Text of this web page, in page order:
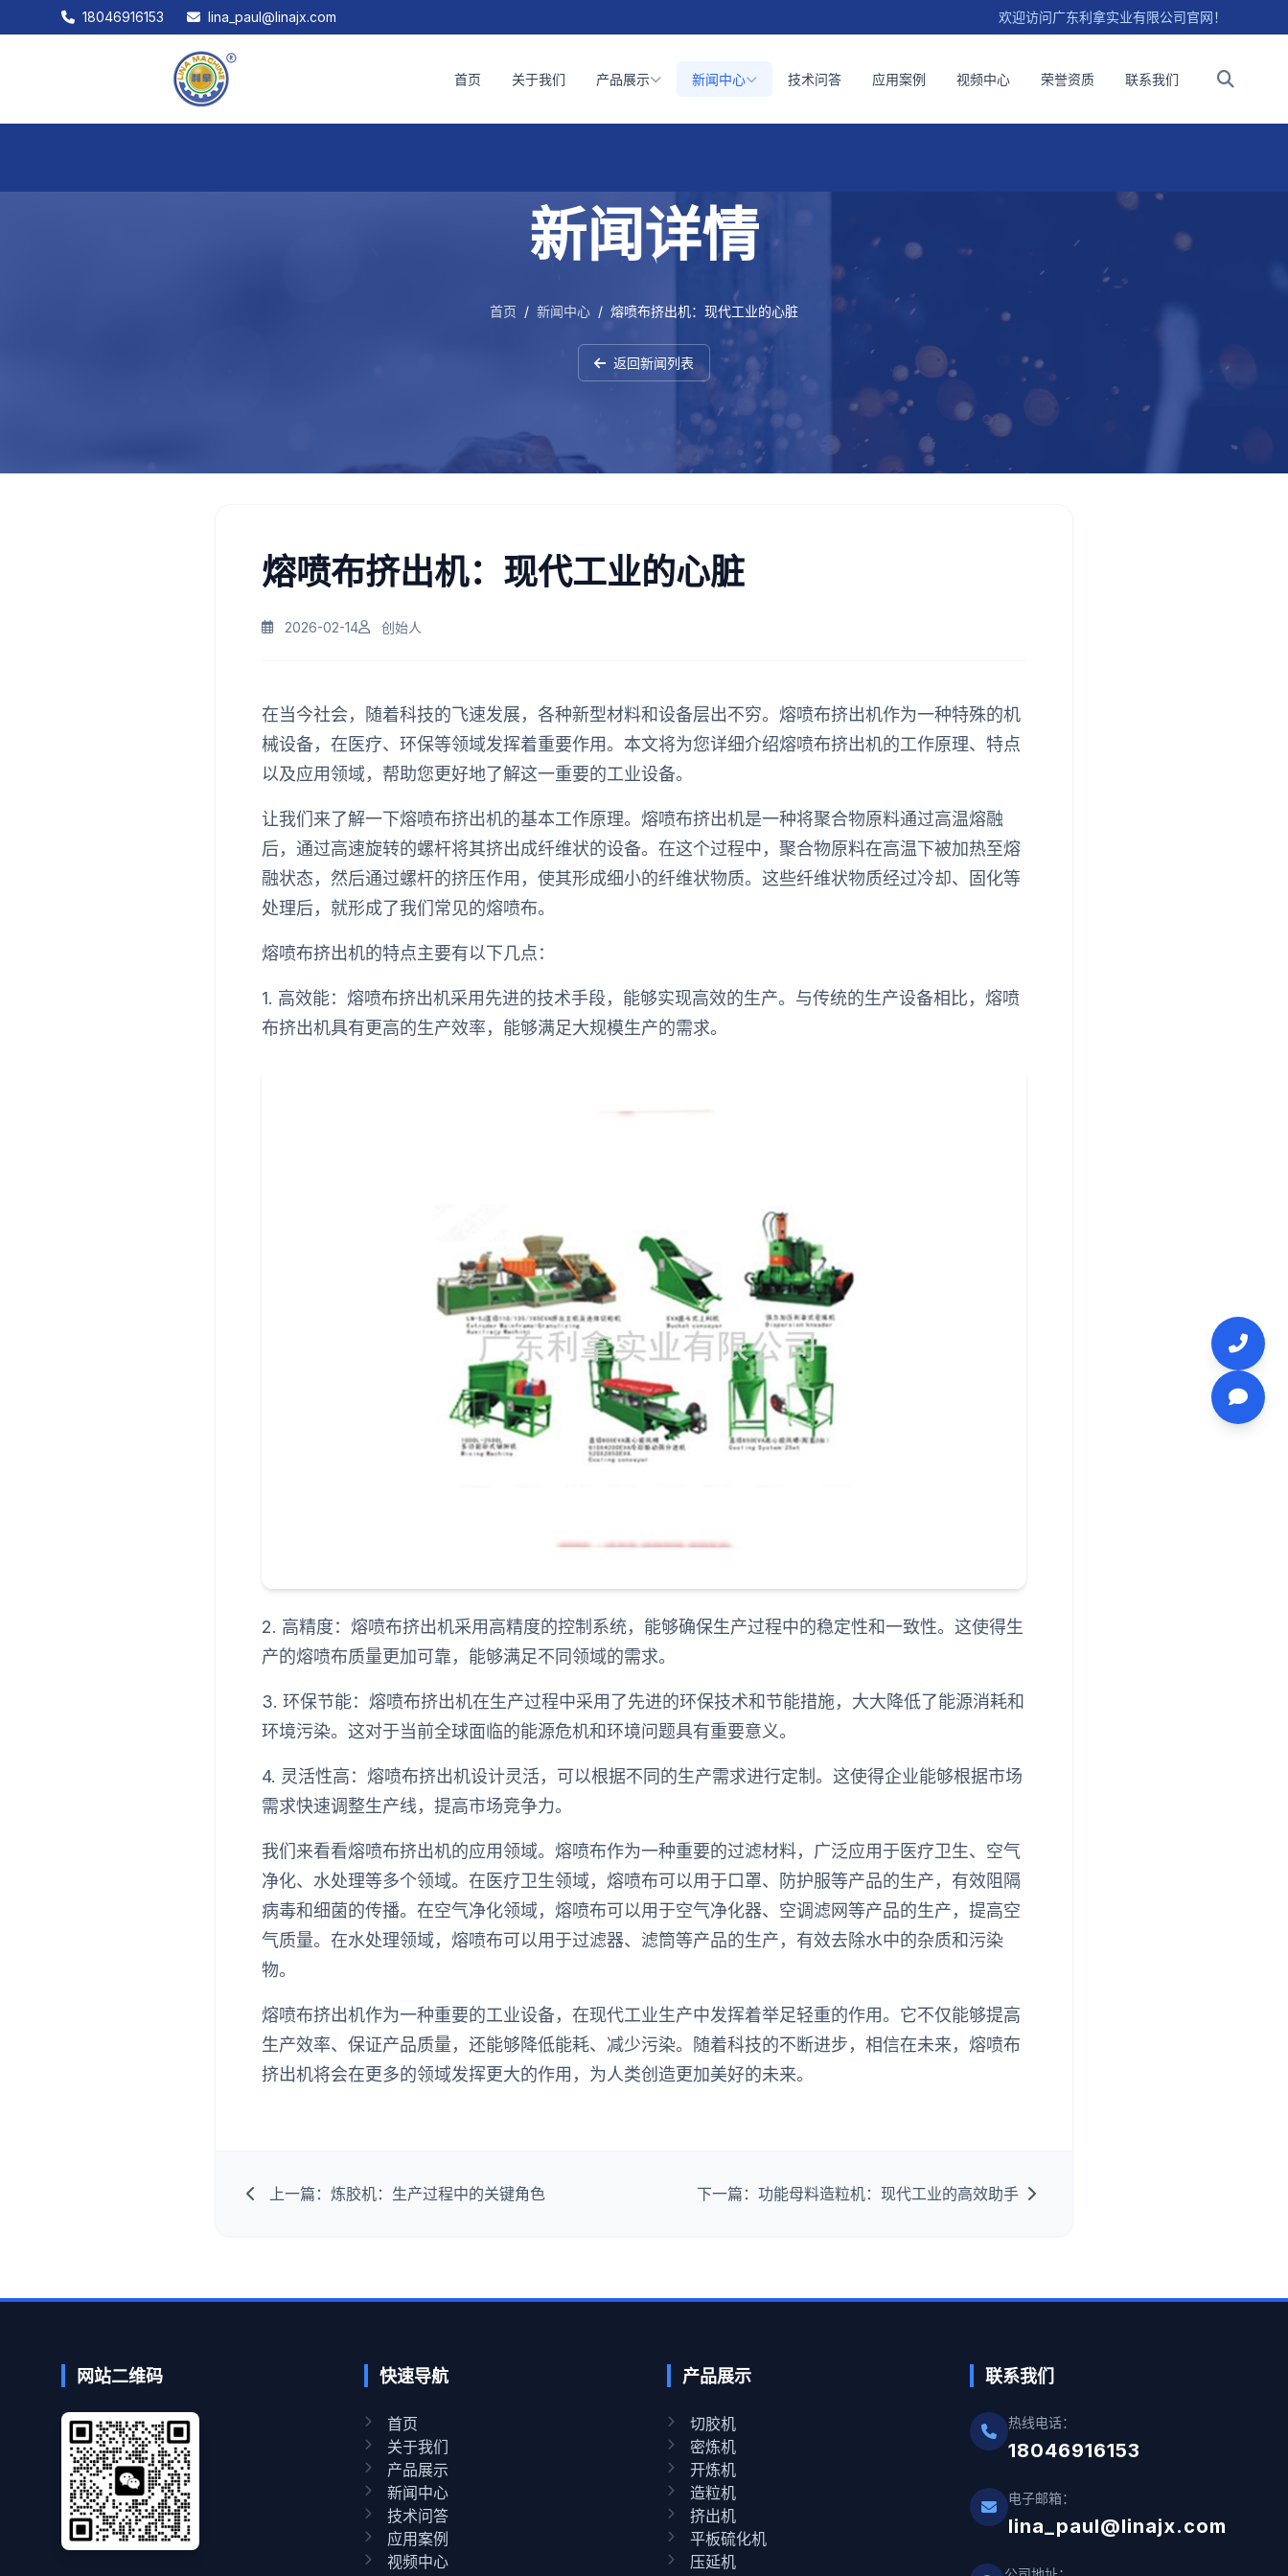
18046916153 lina_paul@linajx.com 欢迎访问广东利拿实业有限公司官网！
首页 关于我们 产品展示 新闻中心 技术问答 应用案例 视频中心 荣誉资质 联系我们
新闻详情
首页 / 新闻中心 / 熔喷布挤出机：现代工业的心脏
返回新闻列表
熔喷布挤出机：现代工业的心脏
2026-02-14 创始人
在当今社会，随着科技的飞速发展，各种新型材料和设备层出不穷。熔喷布挤出机作为一种特殊的机
械设备，在医疗、环保等领域发挥着重要作用。本文将为您详细介绍熔喷布挤出机的工作原理、特点
以及应用领域，帮助您更好地了解这一重要的工业设备。
让我们来了解一下熔喷布挤出机的基本工作原理。熔喷布挤出机是一种将聚合物原料通过高温熔融
后，通过高速旋转的螺杆将其挤出成纤维状的设备。在这个过程中，聚合物原料在高温下被加热至熔
融状态，然后通过螺杆的挤压作用，使其形成细小的纤维状物质。这些纤维状物质经过冷却、固化等
处理后，就形成了我们常见的熔喷布。
熔喷布挤出机的特点主要有以下几点：
1. 高效能：熔喷布挤出机采用先进的技术手段，能够实现高效的生产。与传统的生产设备相比，熔喷
布挤出机具有更高的生产效率，能够满足大规模生产的需求。
2. 高精度：熔喷布挤出机采用高精度的控制系统，能够确保生产过程中的稳定性和一致性。这使得生
产的熔喷布质量更加可靠，能够满足不同领域的需求。
3. 环保节能：熔喷布挤出机在生产过程中采用了先进的环保技术和节能措施，大大降低了能源消耗和
环境污染。这对于当前全球面临的能源危机和环境问题具有重要意义。
4. 灵活性高：熔喷布挤出机设计灵活，可以根据不同的生产需求进行定制。这使得企业能够根据市场
需求快速调整生产线，提高市场竞争力。
我们来看看熔喷布挤出机的应用领域。熔喷布作为一种重要的过滤材料，广泛应用于医疗卫生、空气
净化、水处理等多个领域。在医疗卫生领域，熔喷布可以用于口罩、防护服等产品的生产，有效阻隔
病毒和细菌的传播。在空气净化领域，熔喷布可以用于空气净化器、空调滤网等产品的生产，提高空
气质量。在水处理领域，熔喷布可以用于过滤器、滤筒等产品的生产，有效去除水中的杂质和污染
物。
熔喷布挤出机作为一种重要的工业设备，在现代工业生产中发挥着举足轻重的作用。它不仅能够提高
生产效率、保证产品质量，还能够降低能耗、减少污染。随着科技的不断进步，相信在未来，熔喷布
挤出机将会在更多的领域发挥更大的作用，为人类创造更加美好的未来。
上一篇：炼胶机：生产过程中的关键角色 下一篇：功能母料造粒机：现代工业的高效助手
网站二维码 快速导航
首页
关于我们
产品展示
新闻中心
技术问答
应用案例
视频中心
产品展示
切胶机
密炼机
开炼机
造粒机
挤出机
平板硫化机
压延机
联系我们
热线电话：
18046916153
电子邮箱：
lina_paul@linajx.com